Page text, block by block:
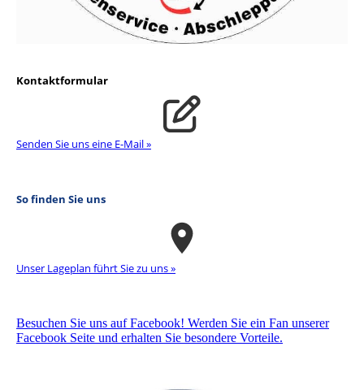
Kontaktformular
Senden Sie uns eine E-Mail »
So finden Sie uns
Unser La­ge­plan führt Sie zu uns »
Besuchen Sie uns auf Facebook! Werden Sie ein Fan unserer
Facebook Seite und erhalten Sie besondere Vorteile.